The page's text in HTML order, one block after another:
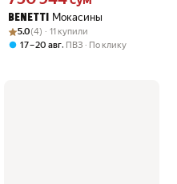
BENETTI Мокасины
Рейтинг товара: 5.0 из 5
Оценок: (4) · 11 купили
5.0(4) · 11 купили
17 – 20 авг, ПВЗ По клику